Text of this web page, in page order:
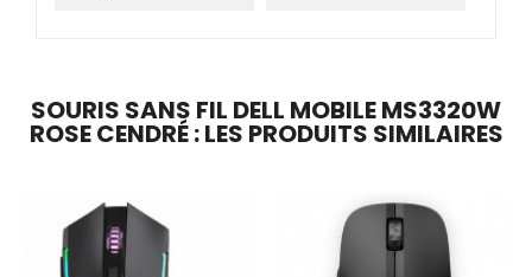
SOURIS SANS FIL DELL MOBILE MS3320W
ROSE CENDRÉ : LES PRODUITS SIMILAIRES